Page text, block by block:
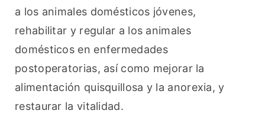
a los animales domésticos jóvenes,
rehabilitar y regular a los animales
domésticos en enfermedades
postoperatorias, así como mejorar la
alimentación quisquillosa y la anorexia, y
restaurar la vitalidad.